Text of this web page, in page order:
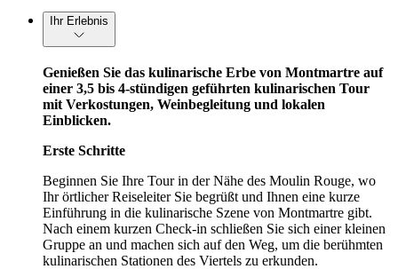
Ihr Erlebnis
Genießen Sie das kulinarische Erbe von Montmartre auf
einer 3,5 bis 4-stündigen geführten kulinarischen Tour
mit Verkostungen, Weinbegleitung und lokalen
Einblicken.
Erste Schritte
Beginnen Sie Ihre Tour in der Nähe des Moulin Rouge, wo
Ihr örtlicher Reiseleiter Sie begrüßt und Ihnen eine kurze
Einführung in die kulinarische Szene von Montmartre gibt.
Nach einem kurzen Check-in schließen Sie sich einer kleinen
Gruppe an und machen sich auf den Weg, um die berühmten
kulinarischen Stationen des Viertels zu erkunden.